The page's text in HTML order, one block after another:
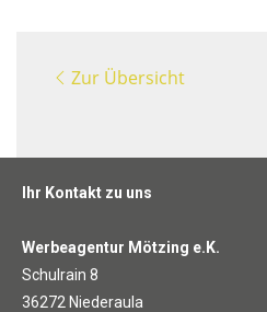
Zur Übersicht
Ihr Kontakt zu uns
Werbeagentur Mötzing e.K.
Schulrain 8
36272 Niederaula